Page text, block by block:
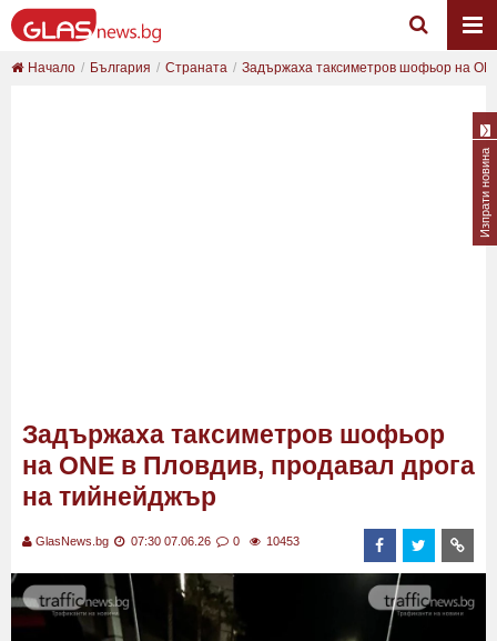
Начало България Страната Задържаха таксиметров шофьор на
Задържаха таксиметров шофьор
на ONE в Пловдив, продавал дрога
на тийнейджър
GlasNews.bg 07:30 07.06.26 0 10453
Изпрати новина